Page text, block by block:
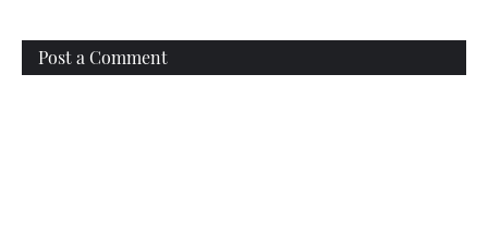
Post a Comment